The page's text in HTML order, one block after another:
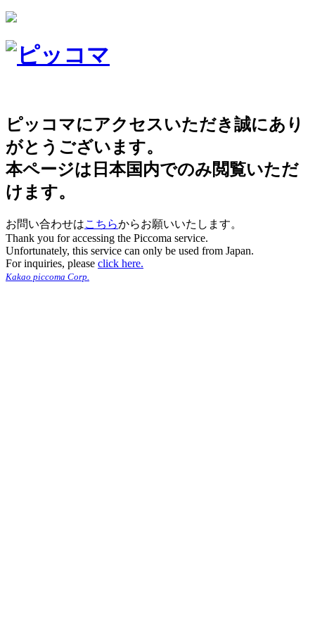
ピッコマにアクセスいただき誠にあり
がとうございます。
本ページは日本国内でのみ閲覧いただ
けます。
お問い合わせはこちらからお願いいたします。
Thank you for accessing the Piccoma service.
Unfortunately, this service can only be used from Japan.
For inquiries, please click here.
Kakao piccoma Corp.